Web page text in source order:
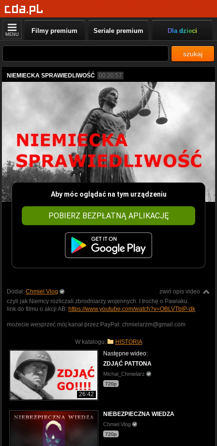
MENU Filmy premium Seriale premium Dla dzieci
szukaj
NIEMIECKA SPRAWIEDLIWOŚĆ 00:20:57
Aby móc oglądać na tym urządzeniu
POBIERZ BEZPŁATNĄ APLIKACJĘ
zwiń opis video
Dodał: Chmiel Vlog
czyli jak Niemcy rozliczali zbrodniarzy wojennych. I trochę o Pawiaku.
link do filmu o akcji AB: https://www.youtube.com/watch?v=OBLVTblP-dk
możecie wesprzeć mój kanał przez PayPal: chmielarzm@gmail.com
W katalogu: HISTORIA
26:42
Następne wideo:
ZDJĄĆ PATTONA
Michal_Chmielarz
720p
NIEBEZPIECZNA WIEDZA
Chmiel Vlog
720p